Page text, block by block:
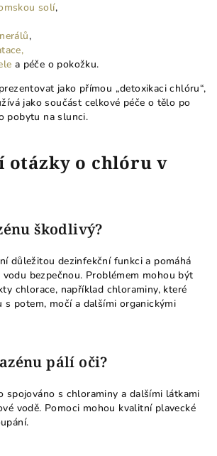
solí,
,
a péče o pokožku.
jako přímou „detoxikaci chlóru“,
jako součást celkové péče o tělo po
pobytu na slunci.
otázky o chlóru v
škodlivý?
důležitou dezinfekční funkci a pomáhá
bezpečnou. Problémem mohou být
chlorace, například chloraminy, které
s potem, močí a dalšími organickými
pálí oči?
spojováno s chloraminy a dalšími látkami
vodě. Pomoci mohou kvalitní plavecké